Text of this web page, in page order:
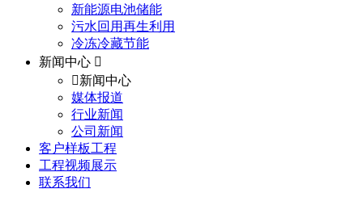
新能源电池储能
污水回用再生利用
冷冻冷藏节能
新闻中心
新闻中心
媒体报道
行业新闻
公司新闻
客户样板工程
工程视频展示
联系我们